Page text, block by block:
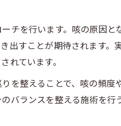
が楽になる理由
施術の違いと特徴
目指す理由
灸を選ぶ背景とは
神経調整の有用性
チを行います。咳の原因
出すことが期待されます
れています。
を整えることで、咳の頻
バランスを整える施術を